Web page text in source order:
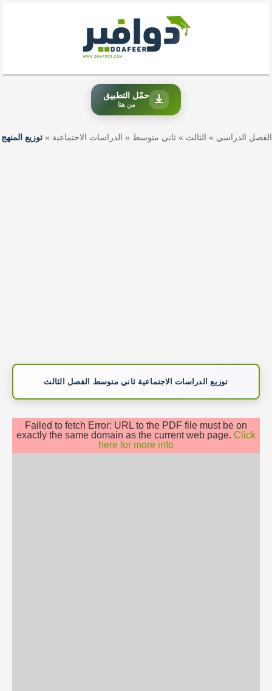
حمّل التطبيق
من هنا
الفصل الدراسي » الثالث » ثاني متوسط » الدراسات الاجتماعية » توزيع المنهج
توزيع الدراسات الاجتماعية ثاني متوسط الفصل الثالث
Failed to fetch Error: URL to the PDF file must be on
exactly the same domain as the current web page. Click
here for more info